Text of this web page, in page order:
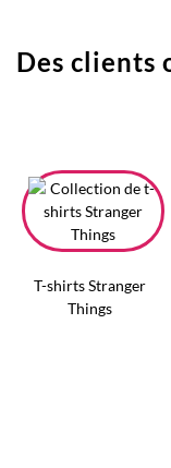
Des clients
T-shirts Stranger
Things